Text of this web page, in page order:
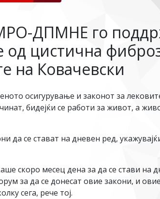
ДПМНЕ го
од цистична
на Ковачевски
осигурување и законот за
бидејќи се работи за живот, а
да се стават на дневен ред,
скоро месец дена за да се стави на
за да се донесат овие закони, и
сега, рече тој.